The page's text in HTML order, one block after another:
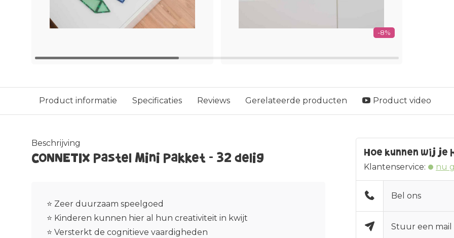
-8%
Product informatie Specificaties Reviews Gerelateerde producten Product video
Beschrijving
CONNETIX Pastel Mini Pakket - 32 delig
⭐ Zeer duurzaam speelgoed
⭐ Kinderen kunnen hier al hun creativiteit in kwijt
⭐ Versterkt de cognitieve vaardigheden
Hoe kunnen wij je
Klantenservice: nu
Bel ons
Stuur een mail